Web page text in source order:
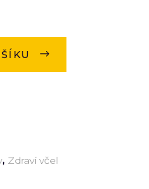
, Zdraví včel